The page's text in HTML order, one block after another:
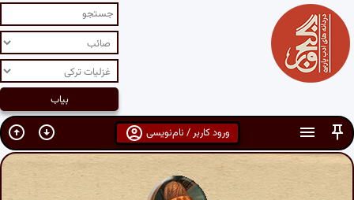
ورود کاربر / نام‌نویسی